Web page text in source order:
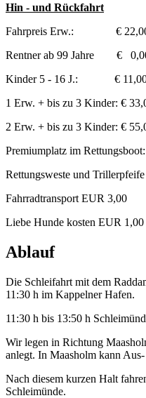
Hin - und Rückfahrt
Fahrpreis Erw.: €
Rentner ab 99 Jahre €
Kinder 5 - 16 J.: €
1 Erw. + bis zu 3 Kinder: €
2 Erw. + bis zu 3 Kinder: €
Premiumplatz im
Rettungsweste und Trillerpfeife
Fahrradtransport EUR 3,00
Liebe Hunde kosten EUR
Ablauf
Die Schleifahrt mit dem
11:30 h im Kappelner Hafen.
11:30 h bis 13:50 h
Wir legen in Richtung
anlegt. In Maasholm kann
Nach diesem kurzen Halt
Schleimünde.